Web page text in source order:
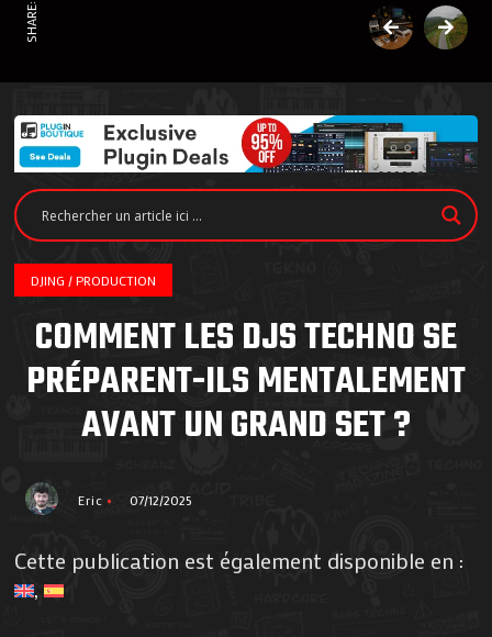
SHARE:
DJING / PRODUCTION
COMMENT LES DJS TECHNO SE
PRÉPARENT-ILS MENTALEMENT
AVANT UN GRAND SET ?
Eric 07/12/2025
Cette publication est également disponible en :